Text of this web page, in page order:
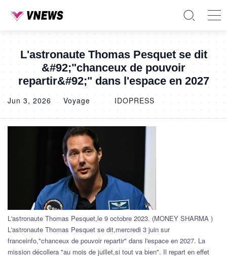
L'astronaute Thomas Pesquet se dit
&#92;"chanceux de pouvoir
repartir&#92;" dans l'espace en 2027
Jun 3, 2026 Voyage IDOPRESS
L'astronaute Thomas Pesquet,le 9 octobre 2023. (MONEY SHARMA )
L'astronaute Thomas Pesquet se dit,mercredi 3 juin sur
franceinfo,"chanceux de pouvoir repartir" dans l'espace en 2027. La
mission décollera "au mois de juillet,si tout va bien". Il repart en effet